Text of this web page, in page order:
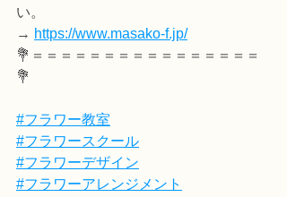
い。
→ https://www.masako-f.jp/
💐＝＝＝＝＝＝＝＝＝＝＝＝＝＝＝＝
💐
#フラワー教室
#フラワースクール
#フラワーデザイン
#フラワーアレンジメント